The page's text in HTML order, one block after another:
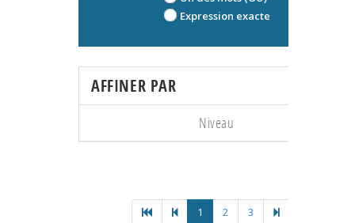
Expression exacte
AFFINER PAR
Niveau
1 2 3